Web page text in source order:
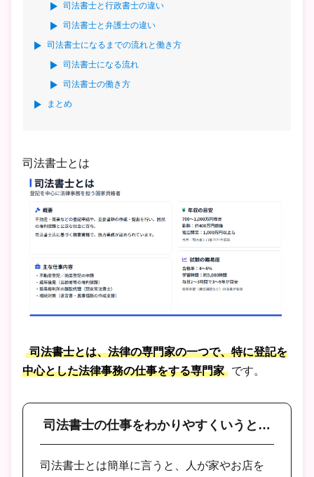
司法書士と行政書士の違い
司法書士と弁護士の違い
司法書士になるまでの流れと働き方
司法書士になる流れ
司法書士の働き方
まとめ
司法書士とは
司法書士とは、法律の専門家の一つで、特に登記を
中心とした法律事務の仕事をする専門家
です。
司法書士の仕事をわかりやすくいうと…
司法書士とは簡単に言うと、人が家やお店を